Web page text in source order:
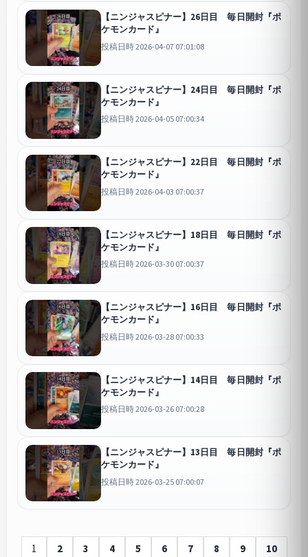
【ニンジャスピナー】26日目 毎日開封『ポ
ケモンカード』
投稿日時 2026-04-07 07:01:08
【ニンジャスピナー】24日目 毎日開封『ポ
ケモンカード』
投稿日時 2026-04-05 07:00:34
【ニンジャスピナー】22日目 毎日開封『ポ
ケモンカード』
投稿日時 2026-04-03 07:00:37
【ニンジャスピナー】18日目 毎日開封『ポ
ケモンカード』
投稿日時 2026-03-30 07:00:37
【ニンジャスピナー】16日目 毎日開封『ポ
ケモンカード』
投稿日時 2026-03-28 07:00:33
【ニンジャスピナー】14日目 毎日開封『ポ
ケモンカード』
投稿日時 2026-03-26 07:00:28
【ニンジャスピナー】13日目 毎日開封『ポ
ケモンカード』
投稿日時 2026-03-25 07:00:07
1 2 3 4 5 6 7 8 9
10